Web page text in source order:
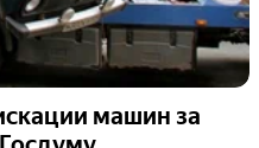
машин за